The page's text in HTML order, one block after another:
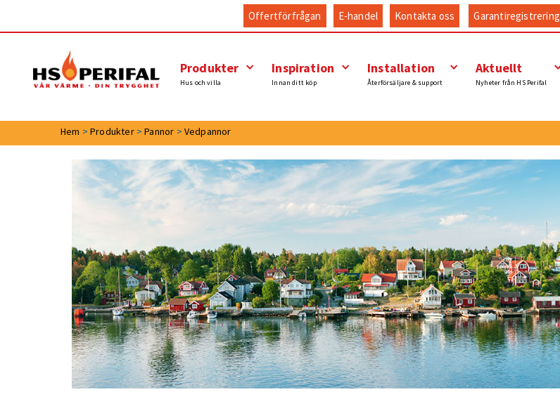
Offertförfrågan E-handel Kontakta oss Garantiregistrering
Produkter
Hus och villa
Inspiration
Innan ditt köp
Installation
Återförsäljare & support
Aktuellt
Nyheter från HS Perifal
Hem >Produkter>Pannor > Vedpannor